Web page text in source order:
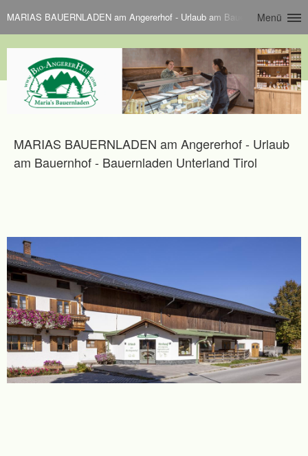
MARIAS BAUERNLADEN am Angererhof - Urlaub am Bauernhof -Menü
MARIAS BAUERNLADEN am Angererhof - Urlaub
am Bauernhof - Bauernladen Unterland Tirol